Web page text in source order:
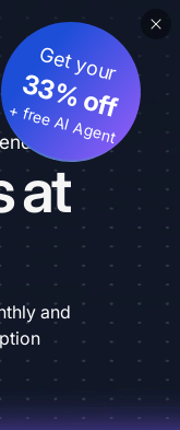
at
Get your
33% off
+ free AI Agent
and